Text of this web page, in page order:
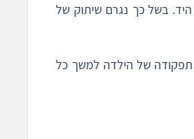
היד. בשל כך נגרם שיתוק של
תפקודה של הילדה למשך כל